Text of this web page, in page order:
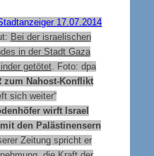
17.07.2014
Bei der israelischen
in der Stadt Gaza
getötet. Foto: dpa
zum Nahost-Konflikt
sich weiter“
wirft Israel
den Palästinensern
Zeitung spricht er